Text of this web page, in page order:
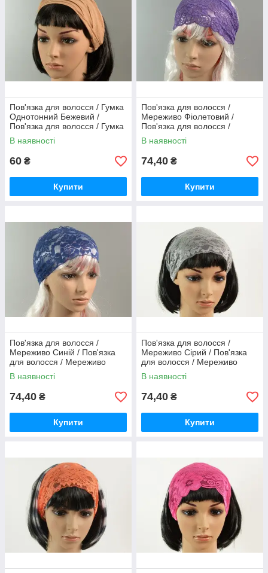
Пов'язка для волосся / Гумка
Однотонний Бежевий /
Пов'язка для волосся / Гумка
Однотонний Бежевий 29 см
В наявності
60 ₴
Купити
Пов'язка для волосся /
Мереживо Фіолетовий /
Пов'язка для волосся /
Мереживо Фіолетовий 15 см
В наявності
74,40 ₴
Купити
Пов'язка для волосся /
Мереживо Синій / Пов'язка
для волосся / Мереживо
Синій 15 см
В наявності
74,40 ₴
Купити
Пов'язка для волосся /
Мереживо Сірий / Пов'язка
для волосся / Мереживо
Сірий 15 см
В наявності
74,40 ₴
Купити